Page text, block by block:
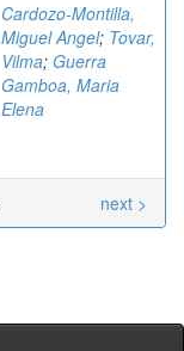
Cardozo-Montilla,
Miguel Angel; Tovar,
Vilma; Guerra
Gamboa, Maria
Elena
next >